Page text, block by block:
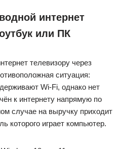
интернет
или ПК
телевизору через
ситуация:
Wi-Fi, однако нет
к интернету напрямую по
случае на выручку приходит
которого играет компьютер.